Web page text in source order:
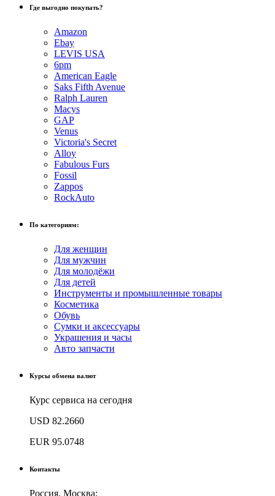
Где выгодно покупать?
Amazon
Ebay
LEVIS USA
6pm
American Eagle
Saks Fifth Avenue
Ralph Lauren
Macys
GAP
Venus
Victoria's Secret
Alloy
Fabulous Furs
Fossil
Zappos
RockAuto
По категориям:
Для женщин
Для мужчин
Для молодёжи
Для детей
Инструменты и промышленные товары
Косметика
Обувь
Сумки и аксессуары
Украшения и часы
Авто запчасти
Курсы обмена валют
Курс сервиса на сегодня
USD 82.2660
EUR 95.0748
Контакты
Россия, Москва: